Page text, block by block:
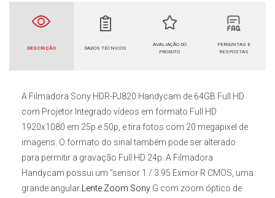
DESCRIÇÃO DADOS TÉCNICOS
AVALIAÇÃO DO
PRODUTO
PERGUNTAS E
RESPOSTAS
A Filmadora Sony HDR-PJ820 Handycam de 64GB Full HD
com Projetor Integrado vídeos em formato Full HD
1920x1080 em 25p e 50p, e tira fotos com 20 megapixel de
imagens. O formato do sinal também pode ser alterado
para permitir a gravação Full HD 24p. A Filmadora
Handycam possui um "sensor 1 / 3.95 Exmor R CMOS, uma
grande angular Lente Zoom Sony G com zoom óptico de